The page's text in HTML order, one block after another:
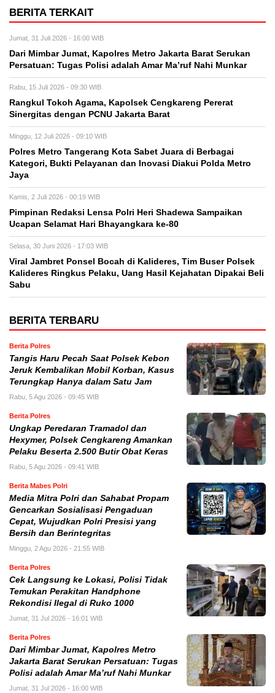
BERITA TERKAIT
Jumat, 31 Juli 2026 - 16:00 WIB
Dari Mimbar Jumat, Kapolres Metro Jakarta Barat Serukan
Persatuan: Tugas Polisi adalah Amar Ma’ruf Nahi Munkar
Rabu, 15 Juli 2026 - 09:30 WIB
Rangkul Tokoh Agama, Kapolsek Cengkareng Pererat
Sinergitas dengan PCNU Jakarta Barat
Minggu, 12 Juli 2026 - 09:10 WIB
Polres Metro Tangerang Kota Sabet Juara di Berbagai
Kategori, Bukti Pelayanan dan Inovasi Diakui Polda Metro
Jaya
Kamis, 2 Juli 2026 - 00:19 WIB
Pimpinan Redaksi Lensa Polri Heri Shadewa Sampaikan
Ucapan Selamat Hari Bhayangkara ke-80
Selasa, 30 Juni 2026 - 17:03 WIB
Viral Jambret Ponsel Bocah di Kalideres, Tim Buser Polsek
Kalideres Ringkus Pelaku, Uang Hasil Kejahatan Dipakai Beli
Sabu
BERITA TERBARU
Berita Polres
Tangis Haru Pecah Saat Polsek Kebon
Jeruk Kembalikan Mobil Korban, Kasus
Terungkap Hanya dalam Satu Jam
Rabu, 5 Agu 2026 - 09:45 WIB
Berita Polres
Ungkap Peredaran Tramadol dan
Hexymer, Polsek Cengkareng Amankan
Pelaku Beserta 2.500 Butir Obat Keras
Rabu, 5 Agu 2026 - 09:41 WIB
Berita Mabes Polri
Media Mitra Polri dan Sahabat Propam
Gencarkan Sosialisasi Pengaduan
Cepat, Wujudkan Polri Presisi yang
Bersih dan Berintegritas
Minggu, 2 Agu 2026 - 21:55 WIB
Berita Polres
Cek Langsung ke Lokasi, Polisi Tidak
Temukan Perakitan Handphone
Rekondisi Ilegal di Ruko 1000
Jumat, 31 Jul 2026 - 16:01 WIB
Berita Polres
Dari Mimbar Jumat, Kapolres Metro
Jakarta Barat Serukan Persatuan: Tugas
Polisi adalah Amar Ma’ruf Nahi Munkar
Jumat, 31 Jul 2026 - 16:00 WIB